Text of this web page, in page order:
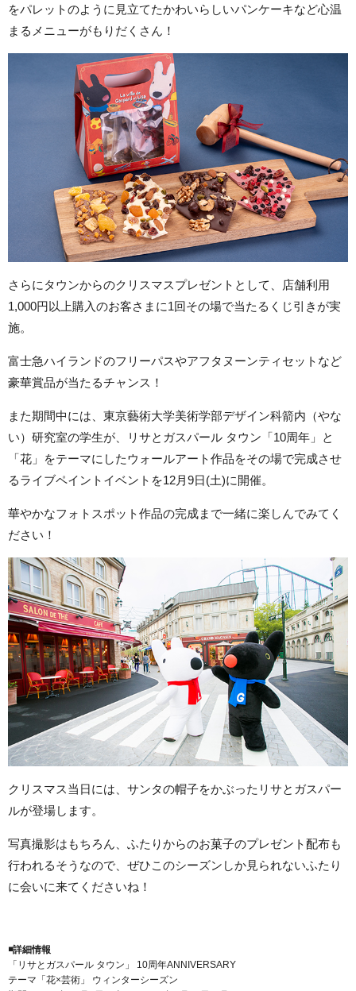
をパレットのように見立てたかわいらしいパンケーキなど心温
まるメニューがもりだくさん！
さらにタウンからのクリスマスプレゼントとして、店舗利用
1,000円以上購入のお客さまに1回その場で当たるくじ引きが実
施。
富士急ハイランドのフリーパスやアフタヌーンティセットなど
豪華賞品が当たるチャンス！
また期間中には、東京藝術大学美術学部デザイン科箭内（やな
い）研究室の学生が、リサとガスパール タウン「10周年」と
「花」をテーマにしたウォールアート作品をその場で完成させ
るライブペイントイベントを12月9日(土)に開催。
華やかなフォトスポット作品の完成まで一緒に楽しんでみてく
ださい！
クリスマス当日には、サンタの帽子をかぶったリサとガスパー
ルが登場します。
写真撮影はもちろん、ふたりからのお菓子のプレゼント配布も
行われるそうなので、ぜひこのシーズンしか見られないふたり
に会いに来てくださいね！
◾️詳細情報
「リサとガスパール タウン」 10周年ANNIVERSARY
テーマ「花×芸術」 ウィンターシーズン